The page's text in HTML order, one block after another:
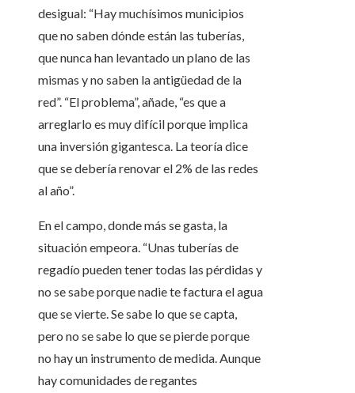
desigual: “Hay muchísimos municipios
que no saben dónde están las tuberías,
que nunca han levantado un plano de las
mismas y no saben la antigüedad de la
red”. “El problema”, añade, “es que a
arreglarlo es muy difícil porque implica
una inversión gigantesca. La teoría dice
que se debería renovar el 2% de las redes
al año”.
En el campo, donde más se gasta, la
situación empeora. “Unas tuberías de
regadío pueden tener todas las pérdidas y
no se sabe porque nadie te factura el agua
que se vierte. Se sabe lo que se capta,
pero no se sabe lo que se pierde porque
no hay un instrumento de medida. Aunque
hay comunidades de regantes